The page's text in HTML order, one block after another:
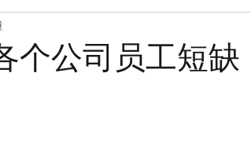
Cola
个公司员工短缺